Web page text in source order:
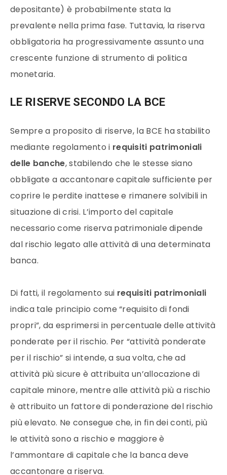
depositante) è probabilmente stata la
prevalente nella prima fase. Tuttavia, la riserva
obbligatoria ha progressivamente assunto una
crescente funzione di strumento di politica
monetaria.
LE RISERVE SECONDO LA BCE
Sempre a proposito di riserve, la BCE ha stabilito
mediante regolamento i requisiti patrimoniali
delle banche, stabilendo che le stesse siano
obbligate a accantonare capitale sufficiente per
coprire le perdite inattese e rimanere solvibili in
situazione di crisi. L’importo del capitale
necessario come riserva patrimoniale dipende
dal rischio legato alle attività di una determinata
banca.
Di fatti, il regolamento sui requisiti patrimoniali
indica tale principio come “requisito di fondi
propri”, da esprimersi in percentuale delle attività
ponderate per il rischio. Per “attività ponderate
per il rischio” si intende, a sua volta, che ad
attività più sicure è attribuita un’allocazione di
capitale minore, mentre alle attività più a rischio
è attribuito un fattore di ponderazione del rischio
più elevato. Ne consegue che, in fin dei conti, più
le attività sono a rischio e maggiore è
l’ammontare di capitale che la banca deve
accantonare a riserva.